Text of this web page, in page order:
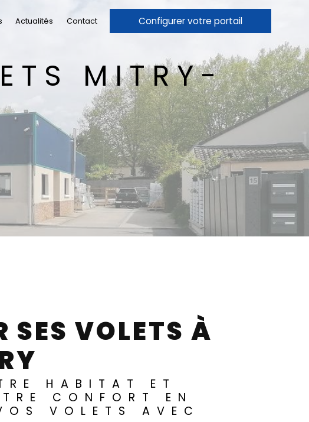
Actualités Contact Configurer votre portail
CONFORT EN
VOLETS AVEC